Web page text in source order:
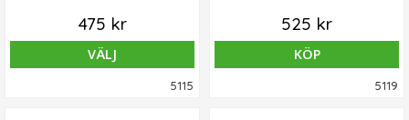
det lättare att få upp maten
från tallriken.
475 kr
VÄLJ
5115
Förhöjningsplatta. Ståplatta.
Balansplatta. Mått: 80x40x3
cm (ihopvikt 40x40x6cm).
525 kr
KÖP
5119